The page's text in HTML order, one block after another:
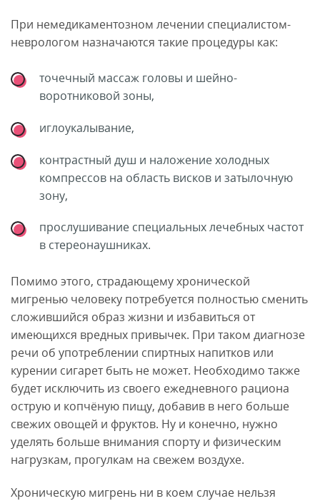
При немедикаментозном лечении специалистом-
неврологом назначаются такие процедуры как:
точечный массаж головы и шейно-
воротниковой зоны,
иглоукалывание,
контрастный душ и наложение холодных
компрессов на область висков и затылочную
зону,
прослушивание специальных лечебных частот
в стереонаушниках.
Помимо этого, страдающему хронической
мигренью человеку потребуется полностью сменить
сложившийся образ жизни и избавиться от
имеющихся вредных привычек. При таком диагнозе
речи об употреблении спиртных напитков или
курении сигарет быть не может. Необходимо также
будет исключить из своего ежедневного рациона
острую и копчёную пищу, добавив в него больше
свежих овощей и фруктов. Ну и конечно, нужно
уделять больше внимания спорту и физическим
нагрузкам, прогулкам на свежем воздухе.
Хроническую мигрень ни в коем случае нельзя